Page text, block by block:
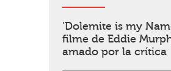
'Dolemite is my
filme de Eddie
amado por la crítica